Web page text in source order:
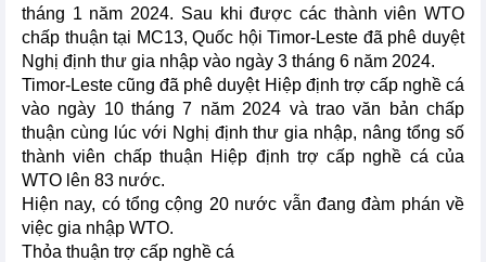
tháng 1 năm 2024. Sau khi được các thành viên WTO
chấp thuận tại MC13, Quốc hội Timor-Leste đã phê duyệt
Nghị định thư gia nhập vào ngày 3 tháng 6 năm 2024.
Timor-Leste cũng đã phê duyệt Hiệp định trợ cấp nghề cá
vào ngày 10 tháng 7 năm 2024 và trao văn bản chấp
thuận cùng lúc với Nghị định thư gia nhập, nâng tổng số
thành viên chấp thuận Hiệp định trợ cấp nghề cá của
WTO lên 83 nước.
Hiện nay, có tổng cộng 20 nước vẫn đang đàm phán về
việc gia nhập WTO.
Thỏa thuận trợ cấp nghề cá